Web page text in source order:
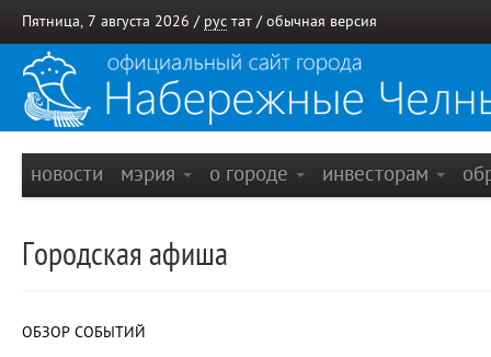
Пятница, 7 августа 2026 / рус тат / обычная версия
новости мэрия о городе инвесторам
Городская афиша
ОБЗОР СОБЫТИЙ